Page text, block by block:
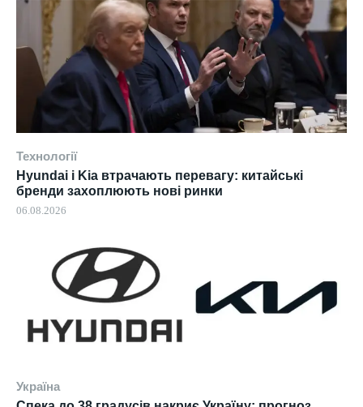
Технології
Hyundai і Kia втрачають перевагу: китайські
бренди захоплюють нові ринки
06.08.2026
Україна